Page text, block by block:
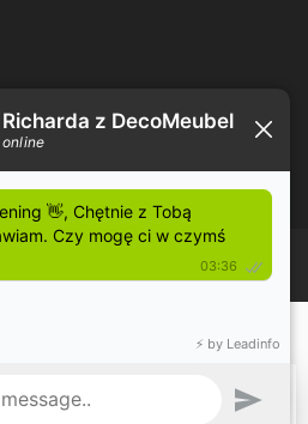
informacji na temat plików cookie »